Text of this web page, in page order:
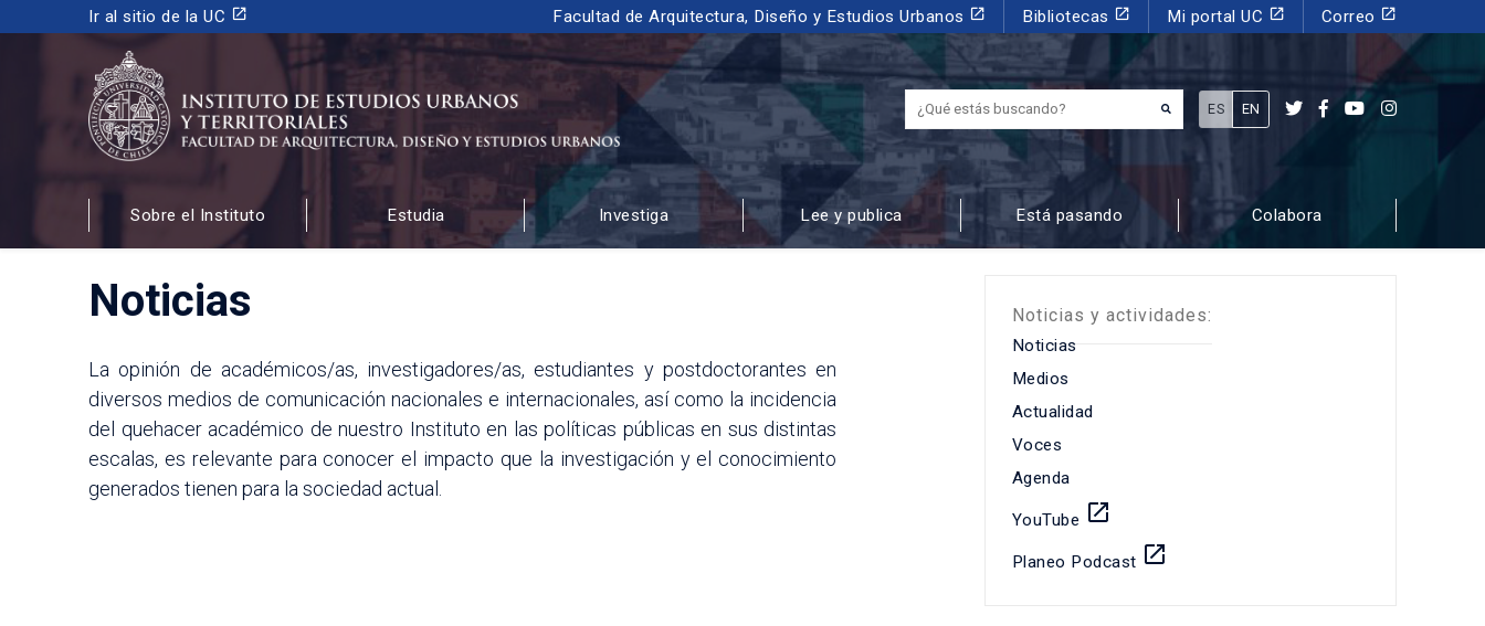
Ir al sitio de la UC launch Facultad de Arquitectura, Diseño y Estudios Urbanos launch Bibliotecas launch Mi portal UC launch Correo launch
INSTITUTO DE ESTUDIOS URBANOS
Y TERRITORIALES
FACULTAD DE ARQUITECTURA, DISEÑO Y ESTUDIOS URBANOS
¿Qué estás buscando?
ES EN
Sobre el Instituto Estudia Investiga Lee y publica Está pasando Colabora
Noticias
La opinión de académicos/as, investigadores/as, estudiantes y postdoctorantes en
diversos medios de comunicación nacionales e internacionales, así como la incidencia
del quehacer académico de nuestro Instituto en las políticas públicas en sus distintas
escalas, es relevante para conocer el impacto que la investigación y el conocimiento
generados tienen para la sociedad actual.
Noticias y actividades:
Noticias
Medios
Actualidad
Voces
Agenda
YouTube launch
Planeo Podcast launch